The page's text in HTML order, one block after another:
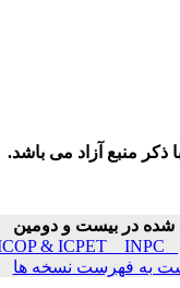
منبع آزاد می باشد.
شده در بیست و دومین
ICOP & ICPET _ INPC
به فهرست نسخه ها